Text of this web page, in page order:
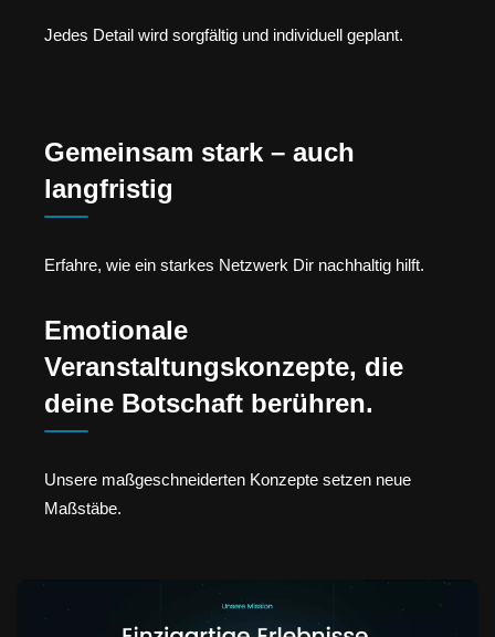
Jedes Detail wird sorgfältig und individuell geplant.
Gemeinsam stark – auch
langfristig
Erfahre, wie ein starkes Netzwerk Dir nachhaltig hilft.
Emotionale
Veranstaltungskonzepte, die
deine Botschaft berühren.
Unsere maßgeschneiderten Konzepte setzen neue
Maßstäbe.